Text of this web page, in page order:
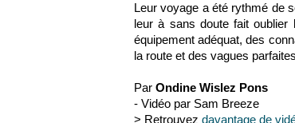
Leur voyage a été rythmé de
leur à sans doute fait
équipement adéquat, des
la route et des vagues
Par Ondine Wislez Pons
- Vidéo par Sam Breeze
> Retrouvez davantage de